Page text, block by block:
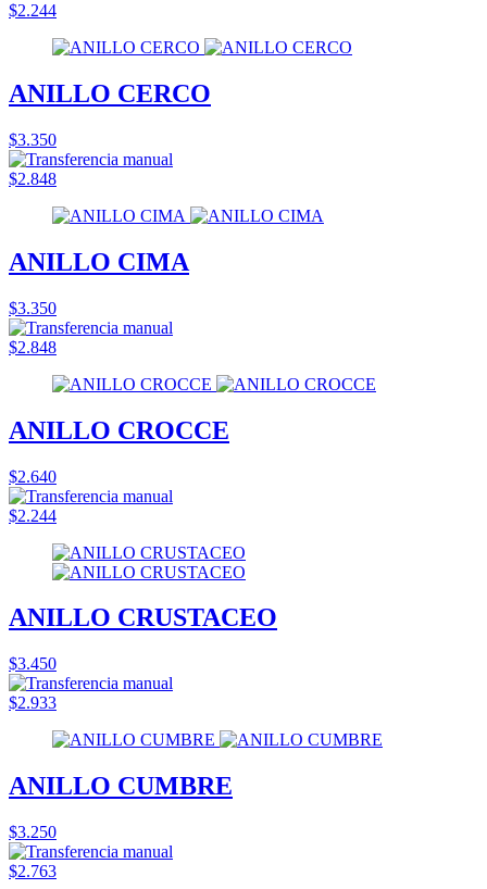
$2.244
ANILLO CERCO
$3.350
$2.848
ANILLO CIMA
$3.350
$2.848
ANILLO CROCCE
$2.640
$2.244
ANILLO CRUSTACEO
$3.450
$2.933
ANILLO CUMBRE
$3.250
$2.763